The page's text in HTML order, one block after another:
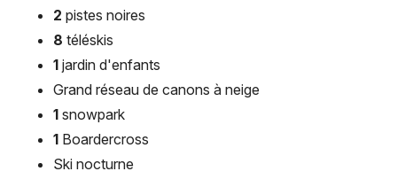
68 - Haut-Rhin
Choisir mes départements
Mon email
2 pistes noires
8 téléskis
1 jardin d'enfants
Grand réseau de canons à neige
1 snowpark
1 Boardercross
Ski nocturne